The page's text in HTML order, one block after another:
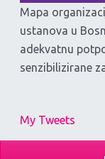
Mapa
ustanova u
adekvatnu
senzibilizirane
My Tweets